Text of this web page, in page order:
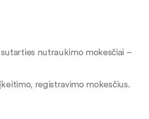
nutraukimo mokesčiai –
registravimo mokesčius.